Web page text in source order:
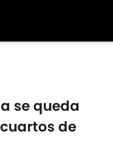
se queda
de